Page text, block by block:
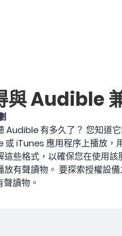
與 Audible
Audible 有多久了？ 您知道
iTunes 應用程序上播放，
這些格式，以確保您在使用
放有聲讀物。 要探索授權設
讀物。